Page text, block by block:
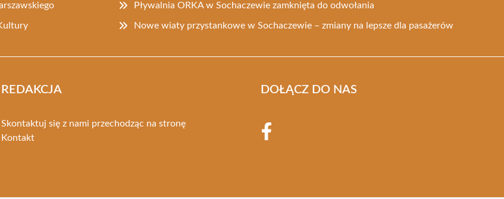
Pływalnia ORKA w Sochaczewie zamknięta do odwołania
Nowe wiaty przystankowe w Sochaczewie – zmiany na lepsze dla pasażerów
REDAKCJA
Skontaktuj się z nami przechodząc na stronę
Kontakt
DOŁĄCZ DO NAS